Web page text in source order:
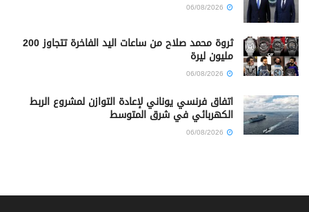
ثروة محمد صلاح من ساعات اليد الفاخرة تتجاوز 200
مليون ليرة
اتفاق فرنسي يوناني لإعادة التوازن لمشروع الربط
الكهربائي في شرق المتوسط